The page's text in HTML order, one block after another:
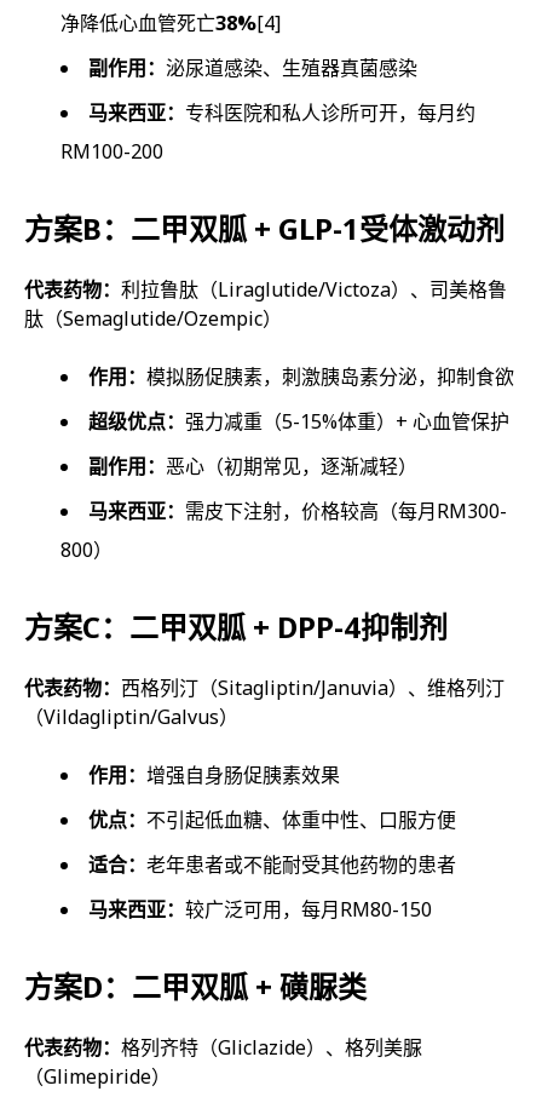
净降低心血管死亡38%[4]
副作用： 泌尿道感染、生殖器真菌感染
马来西亚： 专科医院和私人诊所可开，每月约
RM100-200
方案B：二甲双胍 + GLP-1受体激动剂
代表药物： 利拉鲁肽（Liraglutide/Victoza）、司美格鲁
肽（Semaglutide/Ozempic）
作用： 模拟肠促胰素，刺激胰岛素分泌，抑制食欲
超级优点： 强力减重（5-15%体重）+ 心血管保护
副作用： 恶心（初期常见，逐渐减轻）
马来西亚： 需皮下注射，价格较高（每月RM300-
800）
方案C：二甲双胍 + DPP-4抑制剂
代表药物： 西格列汀（Sitagliptin/Januvia）、维格列汀
（Vildagliptin/Galvus）
作用： 增强自身肠促胰素效果
优点： 不引起低血糖、体重中性、口服方便
适合： 老年患者或不能耐受其他药物的患者
马来西亚： 较广泛可用，每月RM80-150
方案D：二甲双胍 + 磺脲类
代表药物： 格列齐特（Gliclazide）、格列美脲
（Glimepiride）